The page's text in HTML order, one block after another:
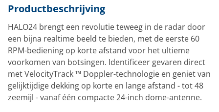
Productbeschrijving
HALO24 brengt een revolutie teweeg in de radar door
een bijna realtime beeld te bieden, met de eerste 60
RPM-bediening op korte afstand voor het ultieme
voorkomen van botsingen. Identificeer gevaren direct
met VelocityTrack ™ Doppler-technologie en geniet van
gelijktijdige dekking op korte en lange afstand - tot 48
zeemijl - vanaf één compacte 24-inch dome-antenne.